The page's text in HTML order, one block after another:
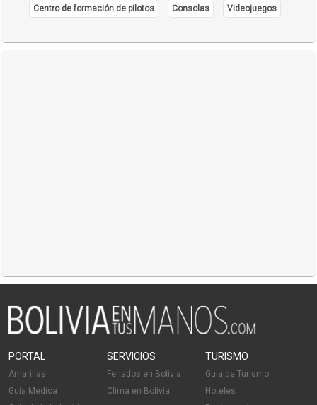
Centro de formación de pilotos Consolas Videojuegos
PORTAL
Amarillas
Guía Médica
SERVICIOS
Feriados en Bolivia
Clima en Bolivia
TURISMO
Guía de Turismo
Hoteles